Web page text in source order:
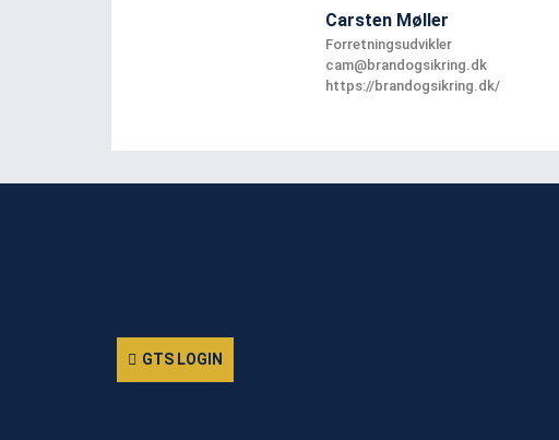
Carsten Møller
Forretningsudvikler
cam@brandogsikring.dk
https://brandogsikring.dk/
GTS LOGIN